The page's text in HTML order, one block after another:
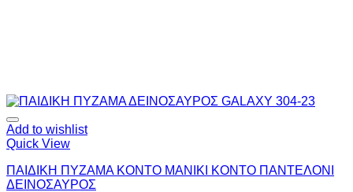
Add to wishlist
Quick View
ΠΑΙΔΙΚΗ ΠΥΖΑΜΑ ΚΟΝΤΟ ΜΑΝΙΚΙ ΚΟΝΤΟ ΠΑΝΤΕΛΟΝΙ
ΔΕΙΝΟΣΑΥΡΟΣ